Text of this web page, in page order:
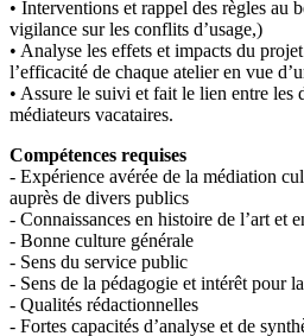
• Interventions et rappel des règles au
vigilance sur les conflits d’usage,)
• Analyse les effets et impacts du
l’efficacité de chaque atelier en vue
• Assure le suivi et fait le lien entre les
médiateurs vacataires.
Compétences requises
- Expérience avérée de la médiation
auprès de divers publics
- Connaissances en histoire de l’art et
- Bonne culture générale
- Sens du service public
- Sens de la pédagogie et intérêt pour
- Qualités rédactionnelles
- Fortes capacités d’analyse et de